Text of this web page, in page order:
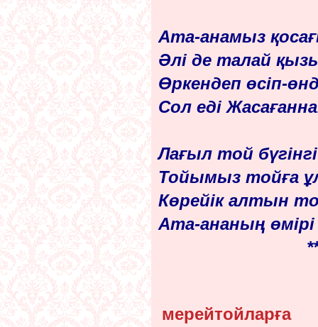
Ата-анамыз
Әлі де талай
Өркендеп өсіп-
Сол еді
Лағыл той
Тойымыз тойға
Көрейік алтын
Ата-ананың
мерейтойларға